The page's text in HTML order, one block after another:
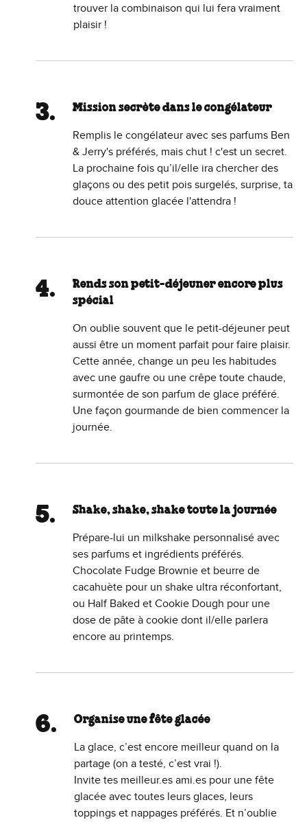
trouver la combinaison qui lui fera vraiment
plaisir !
Mission secrète dans le congélateur
Remplis le congélateur avec ses parfums Ben
& Jerry's préférés, mais chut ! c'est un secret.
La prochaine fois qu’il/elle ira chercher des
glaçons ou des petit pois surgelés, surprise, ta
douce attention glacée l'attendra !
Rends son petit-déjeuner encore plus
spécial
On oublie souvent que le petit-déjeuner peut
aussi être un moment parfait pour faire plaisir.
Cette année, change un peu les habitudes
avec une gaufre ou une crêpe toute chaude,
surmontée de son parfum de glace préféré.
Une façon gourmande de bien commencer la
journée.
Shake, shake, shake toute la journée
Prépare-lui un milkshake personnalisé avec
ses parfums et ingrédients préférés.
Chocolate Fudge Brownie et beurre de
cacahuète pour un shake ultra réconfortant,
ou Half Baked et Cookie Dough pour une
dose de pâte à cookie dont il/elle parlera
encore au printemps.
Organise une fête glacée
La glace, c’est encore meilleur quand on la
partage (on a testé, c’est vrai !).
Invite tes meilleur.es ami.es pour une fête
glacée avec toutes leurs glaces, leurs
toppings et nappages préférés. Et n’oublie